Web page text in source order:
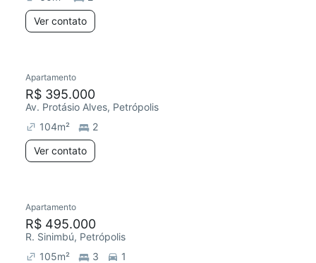
Ver contato
Apartamento
R$ 395.000
Av. Protásio Alves, Petrópolis
104m²
2
Ver contato
Apartamento
R$ 495.000
R. Sinimbú, Petrópolis
105m² 3
1